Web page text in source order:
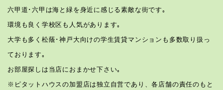
六甲道･六甲は海と緑を身近に感じる素敵な街です｡
環境も良く学校区も人気があります｡
大学も多く松蔭･神戸大向けの学生賃貸マンションも多数取り扱っ
ております｡
お部屋探しは当店におまかせ下さい｡
※ピタットハウスの加盟店は独立自営であり、各店舗の責任のもと